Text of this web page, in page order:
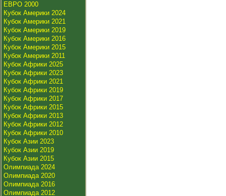
ЕВРО 2000
Кубок Америки 2024
Кубок Америки 2021
Кубок Америки 2019
Кубок Америки 2016
Кубок Америки 2015
Кубок Америки 2011
Кубок Африки 2025
Кубок Африки 2023
Кубок Африки 2021
Кубок Африки 2019
Кубок Африки 2017
Кубок Африки 2015
Кубок Африки 2013
Кубок Африки 2012
Кубок Африки 2010
Кубок Азии 2023
Кубок Азии 2019
Кубок Азии 2015
Олимпиада 2024
Олимпиада 2020
Олимпиада 2016
Олимпиада 2012